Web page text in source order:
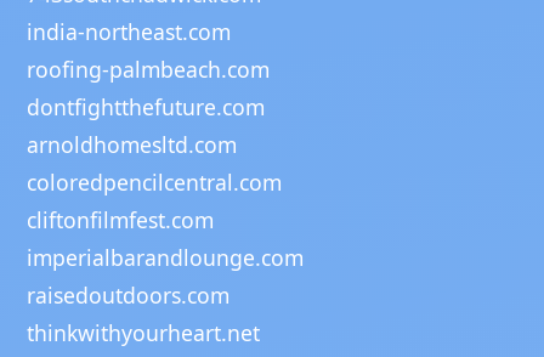
india-northeast.com
roofing-palmbeach.com
dontfightthefuture.com
arnoldhomesltd.com
coloredpencilcentral.com
cliftonfilmfest.com
imperialbarandlounge.com
raisedoutdoors.com
thinkwithyourheart.net